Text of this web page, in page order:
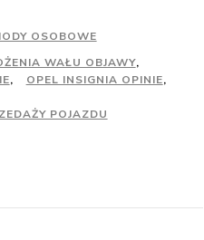
OSOBOWE
WAŁU OBJAWY,
, OPEL INSIGNIA OPINIE,
POJAZDU